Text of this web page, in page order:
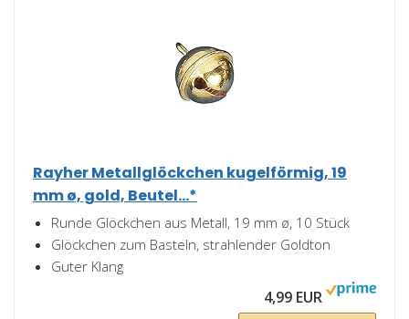
Rayher Metallglöckchen kugelförmig, 19
mm ø, gold, Beutel...*
Runde Glöckchen aus Metall, 19 mm ø, 10 Stück
Glöckchen zum Basteln, strahlender Goldton
Guter Klang
4,99 EUR